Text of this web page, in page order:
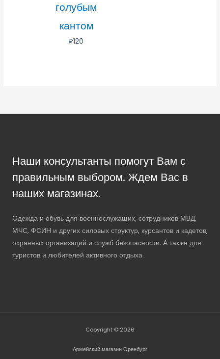
голубым
кантом
₽120
Наши консультанты помогут Вам с
правильным выбором. Ждем Вас в
наших магазинах.
Одежда и обувь для военнослужащих, сотрудников МВД,
МЧС, ФСИН и других силовых структур, курсантов и кадетов,
охранных организаций и служб безопасности. А также для
туристов и любителей активного отдыха.
Copyright © 2026
Армейский магазин Оренбург